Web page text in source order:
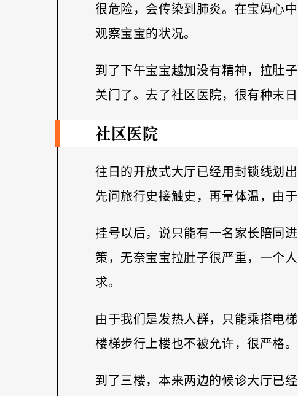
很危险，会传染到肺炎。在宝妈心
观察宝宝的状况。
到了下午宝宝越加没有精神，拉肚
关门了。去了社区医院，很有种末日
社区医院
往日的开放式大厅已经用封锁线划
先问旅行史接触史，再量体温，由
挂号以后，说只能有一名家长陪同
策，无奈宝宝拉肚子很严重，一个
求。
由于我们是发热人群，只能乘搭电
楼梯步行上楼也不被允许，很严格。
到了三楼，本来两边的候诊大厅已